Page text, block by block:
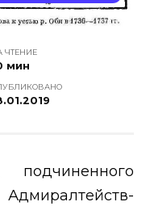
ЧТЕНИЕ
мин